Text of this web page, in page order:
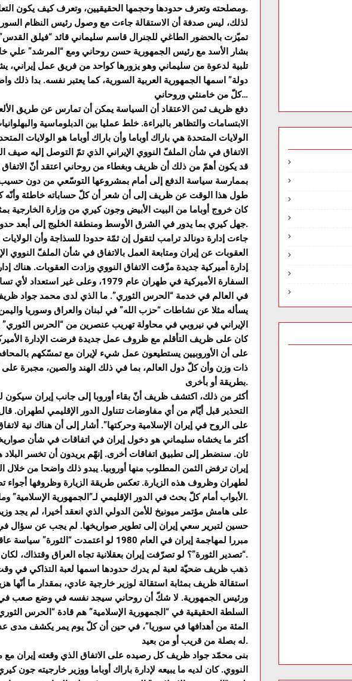
ومصلحته وتعرف حدودها وحجمها الحقيقيين، وتعرف كيف يكون التعاون مع جيرانها القريبين والبعيدين.
لذلك، ليس صدفة أن الاستقالة جاءت مع وصول رئيس النظام
تميّزت بالحضور الطاغي للجنرال قاسم سليماني قائد “فيلق
بشار الأسد مع رئيس الجمهورية حسن روحاني ومع “المرشد” علي
تلبية لدعوة من سليماني وهو يزورها كواحد من فريق عمل
دولة” اسمها الجمهورية العربية السورية، كما يعتبر نفسه. بدا
كلّ من خامنئي وروحاني…
دفع ظريف ثمن الاعتقاد أن السياسة يمكن أن تمارس عن طريق الألعاب
الابتسامات والتظاهر بالبراءة. خلط عمليا بين الدبلوماسية
الولايات المتحدة هي باراك أوباما وأن باراك أوباما هو الولايات
قد يكون أهمّ من ذلك أن ظريف وبغطاء من روحاني اعتقد أنّ
بممارسة سياسة الدفع إلى أمام بمشروعها التوسّعي من دون
طول هذا الوقت عن ظريف إلى أن شعر أن كلّ حساباته خاطئة وأنّه كان
كان خروج أوباما من البيت الأبيض وجون كيري من وزارة الخارجية
جهل كيري بما يدور في الشرق الأوسط ومنطقة الخليج إلى أبعد حدود.
جاءت إدارة دونالد ترامب لتقول إن ثمّة حدودا للسذاجة وأن
العقوبات عن إيران ومتابعة العمل بالاتفاق في شأن الملفّ النووي
إدارة أميركية جديدة مزّقت الاتفاق النووي وزادت العقوبات. هناك
السفارة الأميركية في طهران عام 1979،
في العالم في خدمة “الحرس الثوري”. ما الذي لدى محمد جواد
يسأله مثلا عن نشاطات “حزب الله” في لبنان والعراق وسوريا
الإيراني في نيروبي في محاولة تهريب عنصرين من “الحرس
كان على ظريف التأقلم مع ظروف عمل جديدة فرضت الإدارة
على أن الأوروبيين يستطيعون عمل شيء لإيران مع تمسّكهم
ذات وزن وأن كلّ دول العالم، بما في ذلك الهند والصين، مجبرة على
بطريقة أو بأخرى.
أكثر من ذلك، اكتشف ظريف أنّ بقاء أوروبا إلى جانب إيران سيكون
التحذير قبل أيّام من أي مفاوضات تتناول الدور الإقليمي لطهران.
على الروح في إيران الإسلامية وحركتها”. أشار إلى أن هناك نية
أكثر ما يخشاه سليماني هو دخول إيران في اتفاقات في شأن
ثان. سنضطر إلى تطبيق اتفاقات أخرى. إنهّم يريدون أن تخسر البلاد
إيران ترفض الثمن المطلوب منها أوروبيا. يبدو ذلك واضحا من خلال
لطهران وظروف هذه الزيارة. تعكس طريقة الزيارة وظروفها
الأبواب أمام كلّ بحث في الدور الإقليمي لـ”الجمهورية الإسلامية” وما تفعله هنا وهناك وهنالك.
على هامش مؤتمر ميونيخ للأمن الدولي الذي انعقد أخيرا، لم يجد
حسين لتبرير سعي إيران إلى تطوير صواريخها. لم يجب عن سؤال
مبررا لمهاجمة إيران في العام 1980 لو
“تصدير الثورة”؟ لو تصرّفت إيران بعقلانية تجاه العراق وقتذاك، لكان العالم كلّه وقف في وجه صدّام.
ذهب ظريف ضحيّة لعبة لم يدرك حدودها اسمها لعبة التذاكي في
استقالة ظريف بمثابة استقالة لوزير خارجية عادي، بمقدار ما
ورئيس الجمهورية. لا شكّ أن روحاني سيجد نفسه في وضع صعب في
السلطة الحقيقية في “الجمهورية الإسلامية” هم قادة “الحرس
المئة من أهدافها في سوريا”، في حين أن كلّ يوم يمر يكشف مدى
له بصلة من قريب أو من بعيد.
بنى محمّد جواد ظريف كل رصيده على الاتفاق الذي وقعته إيران
النووي. كان لديه ما يبيعه لإدارة باراك أوباما ووزير خارجيته جون